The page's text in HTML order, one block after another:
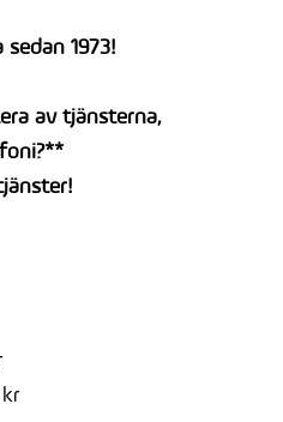
1973!
av tjänsterna,